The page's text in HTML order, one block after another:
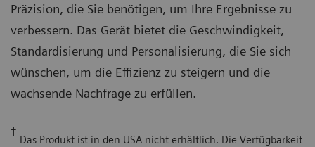
Präzision, die Sie benötigen, um Ihre Ergebnisse zu
verbessern. Das Gerät bietet die Geschwindigkeit,
Standardisierung und Personalisierung, die Sie sich
wünschen, um die Effizienz zu steigern und die
wachsende Nachfrage zu erfüllen.
†
Das Produkt ist in den USA nicht erhältlich. Die Verfügbarkeit